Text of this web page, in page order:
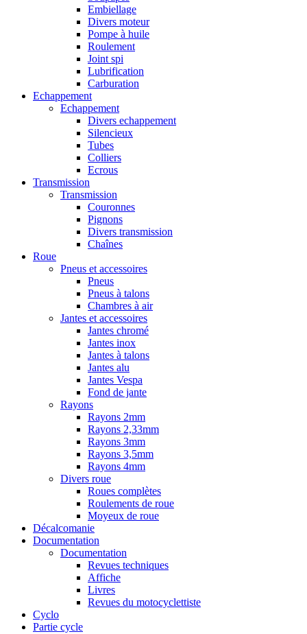
Embiellage
Divers moteur
Pompe à huile
Roulement
Joint spi
Lubrification
Carburation
Echappement
Echappement
Divers echappement
Silencieux
Tubes
Colliers
Ecrous
Transmission
Transmission
Couronnes
Pignons
Divers transmission
Chaînes
Roue
Pneus et accessoires
Pneus
Pneus à talons
Chambres à air
Jantes et accessoires
Jantes chromé
Jantes inox
Jantes à talons
Jantes alu
Jantes Vespa
Fond de jante
Rayons
Rayons 2mm
Rayons 2,33mm
Rayons 3mm
Rayons 3,5mm
Rayons 4mm
Divers roue
Roues complètes
Roulements de roue
Moyeux de roue
Décalcomanie
Documentation
Documentation
Revues techniques
Affiche
Livres
Revues du motocyclettiste
Cyclo
Partie cycle